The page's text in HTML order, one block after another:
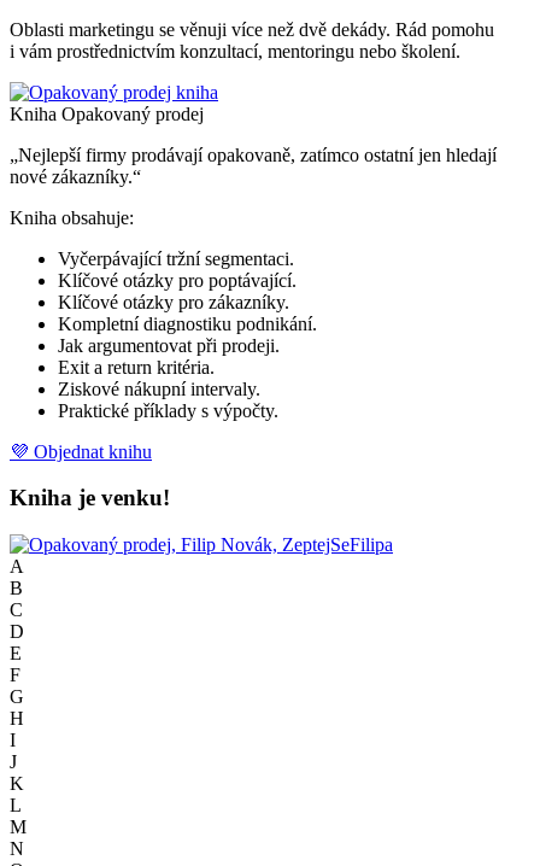
Oblasti marketingu se věnuji více než dvě dekády. Rád pomohu
i vám prostřednictvím konzultací, mentoringu nebo školení.
Kniha Opakovaný prodej
„Nejlepší firmy prodávají opakovaně, zatímco ostatní jen hledají
nové zákazníky.“
Kniha obsahuje:
Vyčerpávající tržní segmentaci.
Klíčové otázky pro poptávající.
Klíčové otázky pro zákazníky.
Kompletní diagnostiku podnikání.
Jak argumentovat při prodeji.
Exit a return kritéria.
Ziskové nákupní intervaly.
Praktické příklady s výpočty.
💜 Objednat knihu
Kniha je venku!
A
B
C
D
E
F
G
H
I
J
K
L
M
N